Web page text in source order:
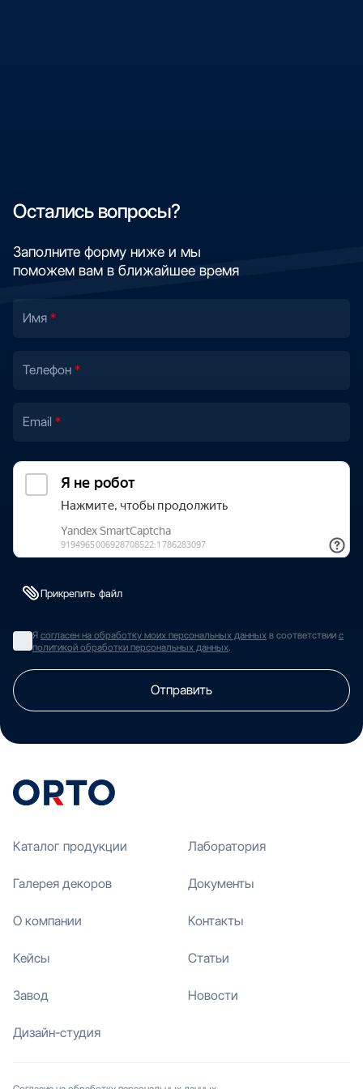
Остались вопросы?
Заполните форму ниже и мы
поможем вам в ближайшее время
Имя
Телефон
Email
Прикрепить файл
Я согласен на обработку моих персональных данных в соответствии с
политикой обработки персональных данных.
Отправить
Каталог продукции
Галерея декоров
О компании
Кейсы
Завод
Дизайн-студия
Лаборатория
Документы
Контакты
Статьи
Новости